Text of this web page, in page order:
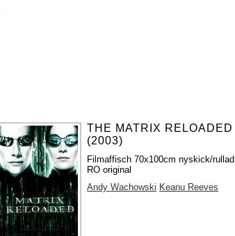
THE MATRIX RELOADED
(2003)
Filmaffisch 70x100cm nyskick/rullad
RO original
Andy Wachowski Keanu Reeves